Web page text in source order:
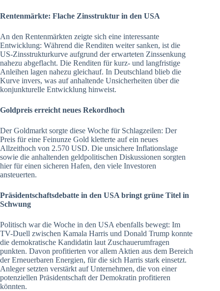
Rentenmärkte: Flache Zinsstruktur in den USA
An den Rentenmärkten zeigte sich eine interessante
Entwicklung: Während die Renditen weiter sanken, ist die
US-Zinsstrukturkurve aufgrund der erwarteten Zinssenkung
nahezu abgeflacht. Die Renditen für kurz- und langfristige
Anleihen lagen nahezu gleichauf. In Deutschland blieb die
Kurve invers, was auf anhaltende Unsicherheiten über die
konjunkturelle Entwicklung hinweist.
Goldpreis erreicht neues Rekordhoch
Der Goldmarkt sorgte diese Woche für Schlagzeilen: Der
Preis für eine Feinunze Gold kletterte auf ein neues
Allzeithoch von 2.570 USD. Die unsichere Inflationslage
sowie die anhaltenden geldpolitischen Diskussionen sorgten
hier für einen sicheren Hafen, den viele Investoren
ansteuerten.
Präsidentschaftsdebatte in den USA bringt grüne Titel in
Schwung
Politisch war die Woche in den USA ebenfalls bewegt: Im
TV-Duell zwischen Kamala Harris und Donald Trump konnte
die demokratische Kandidatin laut Zuschauerumfragen
punkten. Davon profitierten vor allem Aktien aus dem Bereich
der Erneuerbaren Energien, für die sich Harris stark einsetzt.
Anleger setzten verstärkt auf Unternehmen, die von einer
potenziellen Präsidentschaft der Demokratin profitieren
könnten.